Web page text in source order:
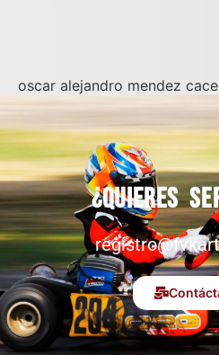
oscar alejandro mendez
¿Quieres